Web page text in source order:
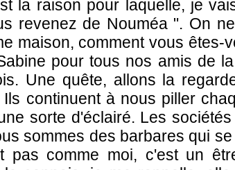
la raison pour laquelle, je
revenez de Nouméa ". On
maison, comment vous êtes-
pour tous nos amis de
Une quête, allons la
continuent à nous piller
sorte d'éclairé. Les
sommes des barbares qui
pas comme moi, c'est un